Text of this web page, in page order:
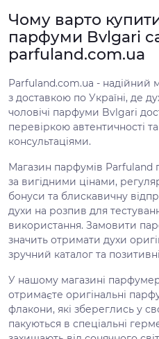
Чому варто купити
парфуми Bvlgari
parfuland.com.ua
Parfuland.com.ua - надійний
з доставкою по Україні, де
чоловічі парфуми Bvlgari
перевіркою автентичності
консультаціями.
Магазин парфумів Parfuland
за вигідними цінами,
бонуси та блискавичну
духи на розпив для
використання. Замовити
значить отримати духи
зручний каталог та
У нашому магазині
отримаєте оригінальні
флакони, які збереглись у
пакуються в спеціальні